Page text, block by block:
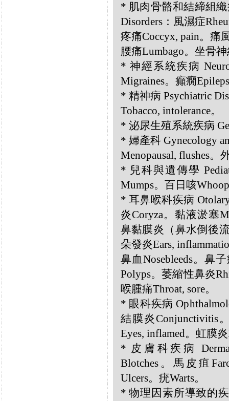
* 肌肉骨骼和結締組織
Disorders：風濕症
疼痛Coccyx, pain。痛
腰痛Lumbago。坐骨
* 神經系統疾病
Migraines。癲癇
* 精神病 Psychiatric
Tobacco, intolerance。
* 泌尿生殖系統疾病
* 婦產科 Gynecology
Menopausal, flushes。
* 兒科與遺傳學
Mumps。百日咳
* 耳鼻喉科疾病
炎Coryza。黏液淤塞
鼻黏膜炎（鼻水倒後
朵發炎Ears,
鼻血Nosebleeds。鼻
Polyps。萎縮性鼻炎
喉腫痛Throat, sore。
* 眼科疾病
結膜炎Conjunctivitis
Eyes, inflamed。虹膜
* 皮膚科疾病
Blotches。馬皮疽
Ulcers。疣Warts。
* 物理因素所導致的疾